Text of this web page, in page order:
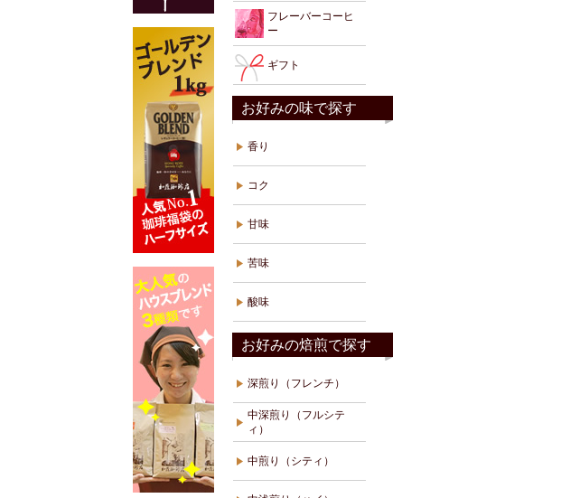
フレーバーコーヒ
ー
ギフト
お好みの味で探す
香り
コク
甘味
苦味
酸味
お好みの焙煎で探す
深煎り（フレンチ）
中深煎り（フルシテ
ィ）
中煎り（シティ）